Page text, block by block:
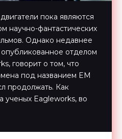
пока являются
научно-фантастических
Однако недавнее
отделом
говорит о том, что
под названием EM
продолжать. Как
ученых Eagleworks, во